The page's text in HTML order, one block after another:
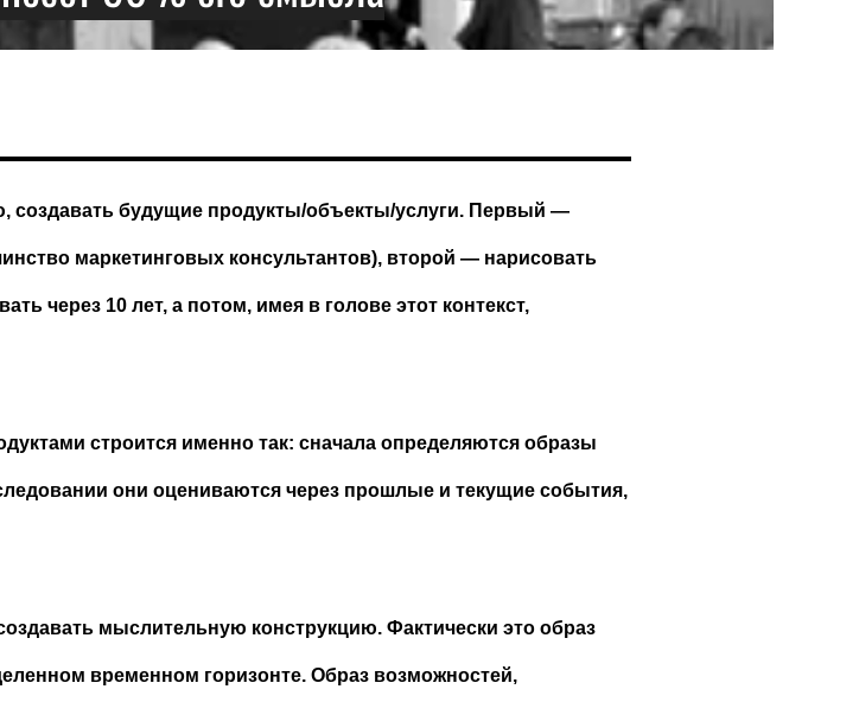
создавать будущие продукты/объекты/услуги. Первый —
маркетинговых консультантов), второй — нарисовать
через 10 лет, а потом, имея в голове этот контекст,
строится именно так: сначала определяются образы
они оцениваются через прошлые и текущие события,
мыслительную конструкцию. Фактически это образ
временном горизонте. Образ возможностей,